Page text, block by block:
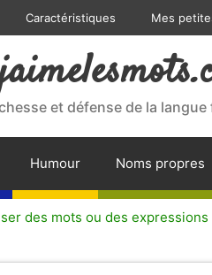
Caractéristiques Mes
et défense de la
Humour Noms propres
des mots ou des expressions